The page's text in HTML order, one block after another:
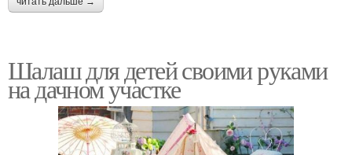
Шалаш для детей своими руками
на дачном участке